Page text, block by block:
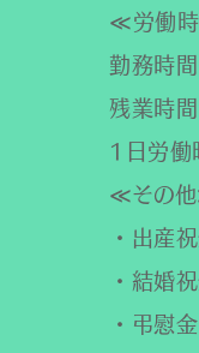
≪労働
勤務時
残業時
1日労
≪その
・出産
・結婚
・弔慰金